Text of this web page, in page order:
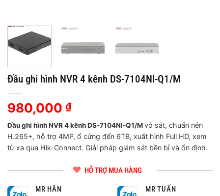
Đầu ghi hình NVR 4 kênh DS-7104NI-Q1/M
980,000 ₫
Đầu ghi hình NVR 4 kênh DS-7104NI-Q1/Mvỏ sắt, chuẩn nén
H.265+, hỗ trợ 4MP, ổ cứng đến 6TB, xuất hình Full HD, xem
từ xa qua Hik-Connect. Giải pháp giám sát bền bỉ và ổn định.
HỖ TRỢ MUA HÀNG
MR HÂN MR TUẤN